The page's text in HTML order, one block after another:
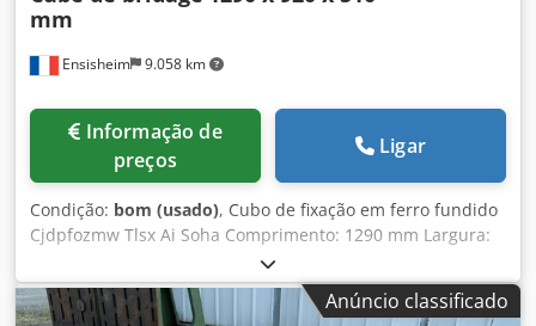
Ensisheim 9.058 km
mm
preços
Ligar
Condição: bom (usado), Cubo de fixação em ferro fundido
Cjdpfozmw Tlsx Ai Soha Comprimento: 1290 mm Largura:
920 mm Altura: 510 mm Dimensões das ranhuras em T: 42
x 25 mm 2 faces ranhuradas Peso: aprox. 1 t
Anúncio classificado